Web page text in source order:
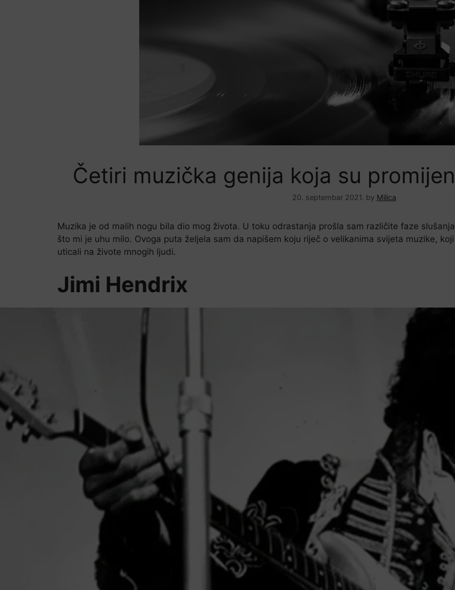
Četiri muzička genija koja su
20. septembar 2021. by Milica
Muzika je od malih nogu bila dio mog života. U toku odrastanja prošla sam različite faze
što mi je uhu milo. Ovoga puta željela sam da napišem koju riječ o velikanima svijeta muzike,
uticali na živote mnogih ljudi.
Jimi Hendrix